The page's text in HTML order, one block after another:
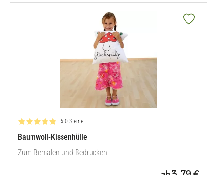
Bewertung: 5.0 von 5
5.0 Sterne
Baumwoll-Kissenhülle
Zum Bemalen und Bedrucken